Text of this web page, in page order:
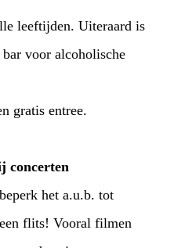
leeftijden. Uiteraard is
voor alcoholische
gratis entree.
concerten
het a.u.b. tot
flits! Vooral filmen